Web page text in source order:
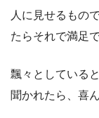
人に見せるもの
たらそれで満足で
飄々としている
聞かれたら、喜